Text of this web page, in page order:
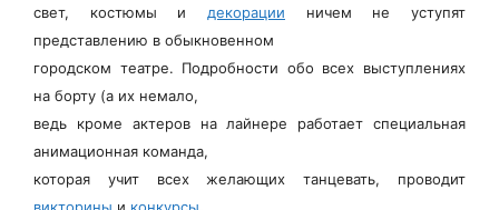
свет, костюмы и декорации ничем не уступят
представлению в обыкновенном
городском театре. Подробности обо всех выступлениях
на борту (а их немало,
ведь кроме актеров на лайнере работает специальная
анимационная команда,
которая учит всех желающих танцевать, проводит